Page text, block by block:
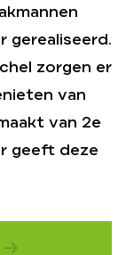
gerealiseerd.
zorgen er
van
van 2e
geeft deze